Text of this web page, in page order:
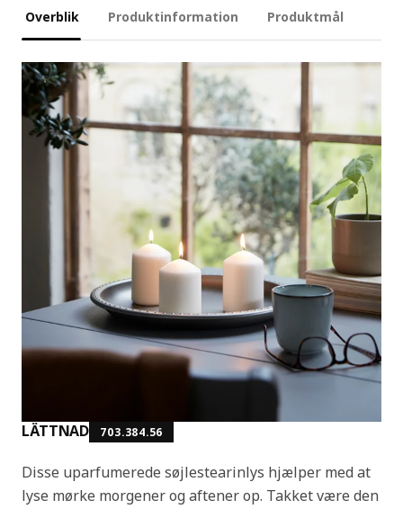
Overblik Produktinformation Produktmål
LÄTTNAD 703.384.56
Disse uparfumerede søjlestearinlys hjælper med at
lyse mørke morgener og aftener op. Takket være den